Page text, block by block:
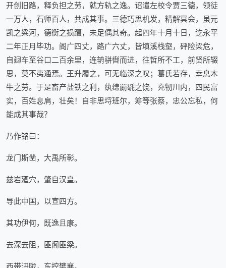
开创旧路，释负担之劳，就方轨之逸。诏遣左校令贾三德，领徒
一万人，石师百人，共成其事。三德巧思机发，精解冥会，虽元
凯之梁河，德衡之损蹑，未足偶其奇。起四年十月十日，讫永平
二年正月毕功。阁广四丈，路广六丈，皆填溪栈壑，砰险梁危，
自廻车至谷口二百余里，连辀骈辔而进，往哲所不工，前贤所辍
思，莫不夷通焉。王升履之，可无临深之叹；葛氏若存，幸息木
牛之劳。于是畜产盐铁之利，纨绵罽毼之饶，充牣川内，四民富
实，百姓息肩，壮矣！自非思埒班尔，筹等张蔡，忠公忘私，何
能成其事哉？
乃作铭曰：
龙门斯凿，大禹所彰。
兹岩廼穴，肇自汉皇。
导此中国，以宣四方。
其功伊何，既逸且康。
去深去阻，匪阁匪梁。